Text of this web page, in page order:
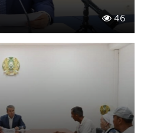
46